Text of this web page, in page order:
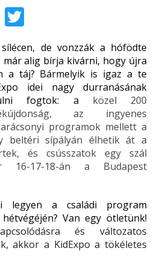
Facebook
de vonzzák a hófödte
már alig bírja kivárni, hogy újra
a táj? Bármelyik is igaz a te
idei nagy durranásának
fogtok: a közel 200
az ingyenes
programok mellett a
beltéri sípályán élhetik át a
és csússzatok egy szál
16-17-18-án a Budapest
legyen a családi program
Van egy ötletünk!
és változatos
akkor a KidExpo a tökéletes